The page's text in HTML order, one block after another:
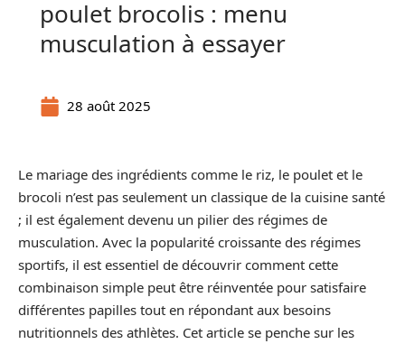
poulet brocolis : menu
musculation à essayer
28 août 2025
Le mariage des ingrédients comme le riz, le poulet et le
brocoli n’est pas seulement un classique de la cuisine santé
; il est également devenu un pilier des régimes de
musculation. Avec la popularité croissante des régimes
sportifs, il est essentiel de découvrir comment cette
combinaison simple peut être réinventée pour satisfaire
différentes papilles tout en répondant aux besoins
nutritionnels des athlètes. Cet article se penche sur les